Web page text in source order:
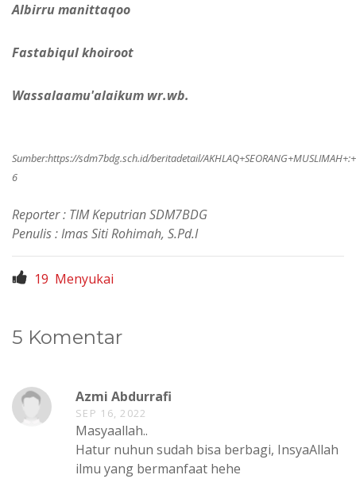
Albirru manittaqoo
Fastabiqul khoiroot
Wassalaamu'alaikum wr.wb.
Sumber:https://sdm7bdg.sch.id/beritadetail/
6
Reporter : TIM Keputrian SDM7BDG
Penulis : Imas Siti Rohimah, S.Pd.I
19 Menyukai
5 Komentar
Azmi Abdurrafi
SEP 16, 2022
Masyaallah..
Hatur nuhun sudah bisa berbagi, InsyaAllah
ilmu yang bermanfaat hehe